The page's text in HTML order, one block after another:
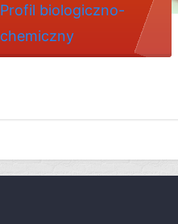
Profil biologiczno-
chemiczny